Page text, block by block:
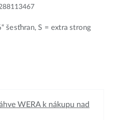
šesťhran, S = extra strong
WERA k nákupu nad